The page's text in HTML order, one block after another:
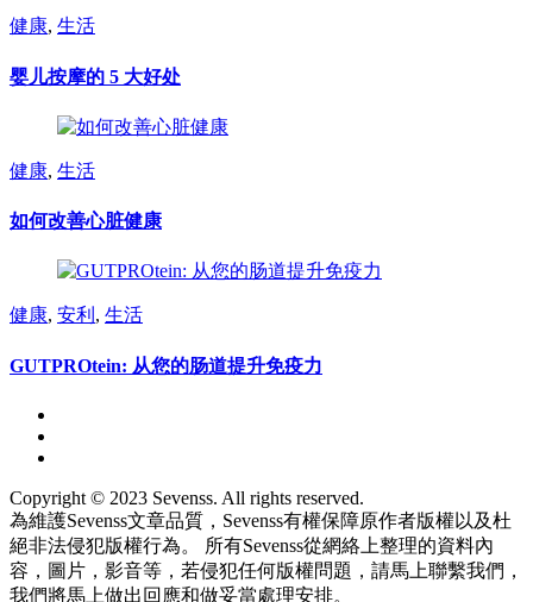
健康, 生活
婴儿按摩的 5 大好处
健康, 生活
如何改善心脏健康
健康, 安利 , 生活
GUTPROtein: 从您的肠道提升免疫力
Copyright © 2023 Sevenss. All rights reserved.
為維護Sevenss文章品質，Sevenss有權保障原作者版權以及杜
絕非法侵犯版權行為。 所有Sevenss從網絡上整理的資料內
容，圖片，影音等，若侵犯任何版權問題，請馬上聯繫我們，
我們將馬上做出回應和做妥當處理安排。